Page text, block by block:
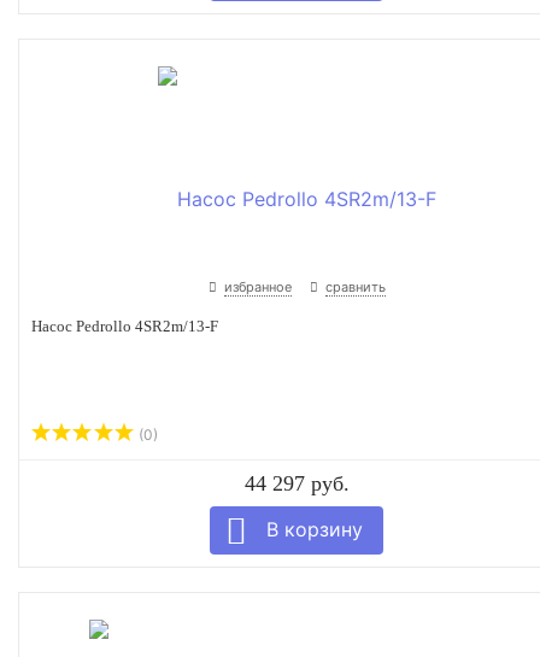
избранное сравнить
Насос Pedrollo 4SR2m/13-F
(0)
44 297 руб.